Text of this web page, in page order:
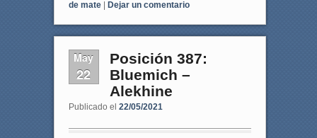
de mate
Dejar un comentario
May
22
Posición 387:
Bluemich –
Alekhine
Publicado el 22/05/2021